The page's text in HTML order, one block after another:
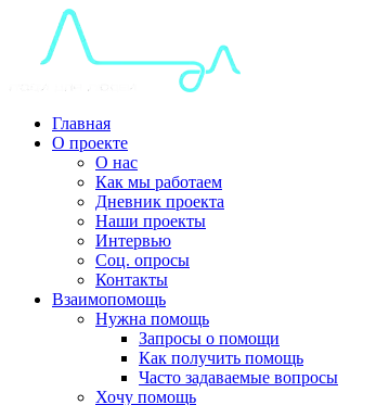
Главная
О проекте
О нас
Как мы работаем
Дневник проекта
Наши проекты
Интервью
Соц. опросы
Контакты
Взаимопомощь
Нужна помощь
Запросы о помощи
Как получить помощь
Часто задаваемые вопросы
Хочу помощь